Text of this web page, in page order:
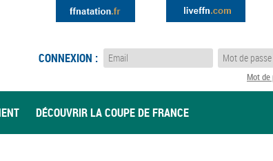
CONNEXION :
Mot de
DÉCOUVRIR LA COUPE DE FRANCE